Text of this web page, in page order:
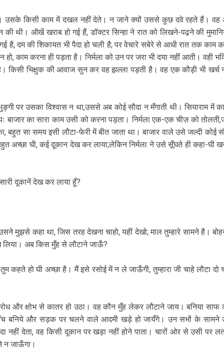
है। उसके किसी काम में दखल नहीं देते। न जाने क्यों उससे कुछ दवे रहते हैं। वह
की थी। ऑखें खराब हो गई हैं, डॉक्टर सिन्हा ने रात को लिखने-पढ़ने की
है, दम की शिकायत भी पैदा हो चली है; पर वेचारे सबेरे से आधी रात तक काम
काम करना ही पड़ता है। निर्मला को उन पर जरा भी दया नहीं आती। वही
किसी भिक्षुक की आवाज सुन कर वह झल्ला पड़ती है। वह एक कौड़ी भी खर्च
पर उसका विश्वास न था,उससे अब कोई सौदा न मँगाती थी। सियाराम में
का सारा काम उसी को करना पड़ता। निर्मला एक-एक चीज़ को
बहुत सा समय इसी लौटा-फेरी में बीत जाता था। बाजार वाले उसे जल्दी कोई
अच्छा घी, कई दूकान देख कर लाया;लेकिन निर्मला ने उसे सूँघते ही कहा-घी
दूकानें देख कर लाया हूँ?
मुझसे कहा था, जिस तरह देखना चाहो, यहीं देखो; माल तुम्हारे सामने है।
अब किस मुँह से लौटाने जाऊँ?
कहते हो घी अच्छा है। मैं इसे रसोई में न ले जाऊँगी, तुम्हारा जी चाहे लौटा दो
और क्षोभ से कातर हो उठा। वह कौन मुँह लेकर लौटाने जाय। बनिया साफ
बनिये और सड़क पर चलने वाले आदमी खड़े हो जायँगे। उन सभों के सामने
नहीं देता, वह किसी दूकान पर खड़ा नहीं होने पाता। चारों ओर से उसी पर
न जाऊँगा।